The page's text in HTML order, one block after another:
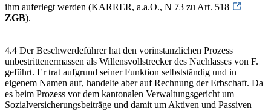
ihm auferlegt werden (KARRER, a.a.O., N 73 zu Art. 518
ZGB).
4.4 Der Beschwerdeführer hat den vorinstanzlichen Prozess
unbestrittenermassen als Willensvollstrecker des Nachlasses von F.
geführt. Er trat aufgrund seiner Funktion selbstständig und in
eigenem Namen auf, handelte aber auf Rechnung der Erbschaft. Da
es beim Prozess vor dem kantonalen Verwaltungsgericht um
Sozialversicherungsbeiträge und damit um Aktiven und Passiven